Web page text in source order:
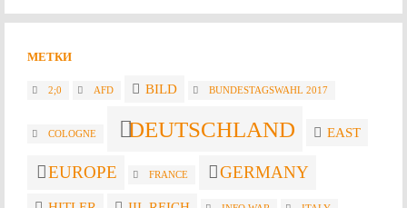
МЕТКИ
2;0 AFD BILD BUNDESTAGSWAHL 2017
COLOGNE DEUTSCHLAND EAST
EUROPE FRANCE GERMANY